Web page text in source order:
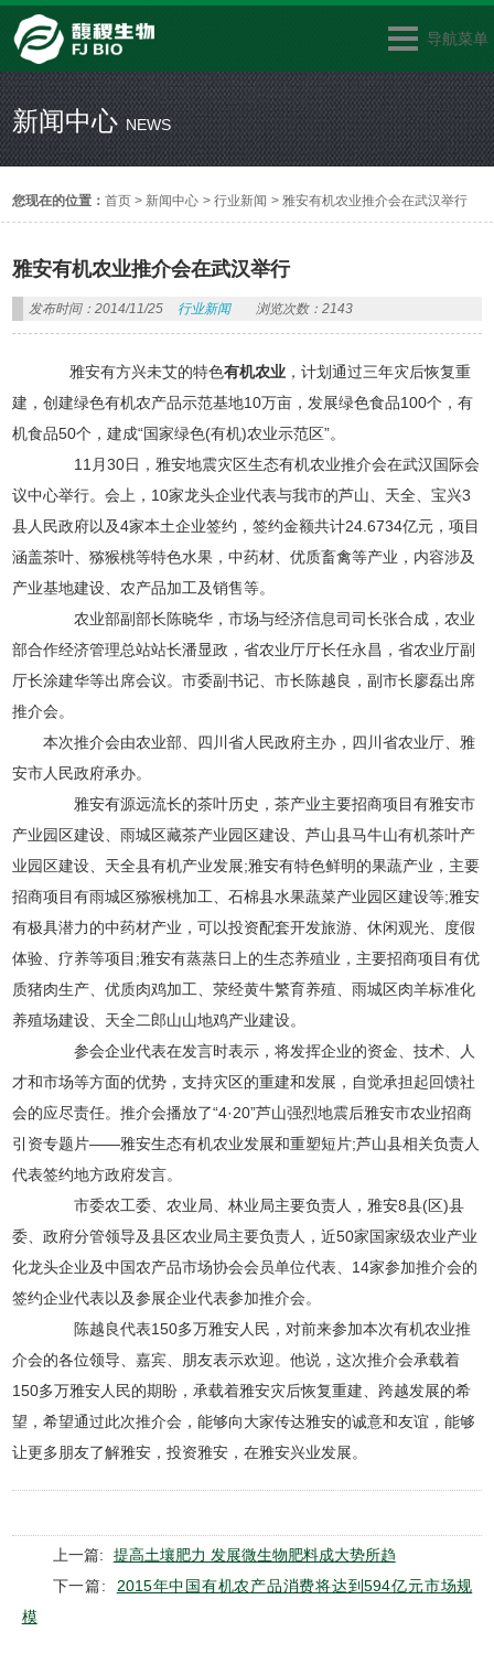
导航菜单
新闻中心NEWS
您现在的位置：首页 > 新闻中心 >行业新闻 >雅安有机农业推介会在武汉举行
雅安有机农业推介会在武汉举行
发布时间：2014/11/25 行业新闻 浏览次数：2143
雅安有方兴未艾的特色有机农业 ，计划通过三年灾后恢复重
建，创建绿色有机农产品示范基地10万亩，发展绿色食品100个，有
机食品50个，建成“国家绿色(有机)农业示范区”。
11月30日，雅安地震灾区生态有机农业推介会在武汉国际会
议中心举行。会上，10家龙头企业代表与我市的芦山、天全、宝兴3
县人民政府以及4家本土企业签约，签约金额共计24.6734亿元，项目
涵盖茶叶、猕猴桃等特色水果，中药材、优质畜禽等产业，内容涉及
产业基地建设、农产品加工及销售等。
农业部副部长陈晓华，市场与经济信息司司长张合成，农业
部合作经济管理总站站长潘显政，省农业厅厅长任永昌，省农业厅副
厅长涂建华等出席会议。市委副书记、市长陈越良，副市长廖磊出席
推介会。
本次推介会由农业部、四川省人民政府主办，四川省农业厅、雅
安市人民政府承办。
雅安有源远流长的茶叶历史，茶产业主要招商项目有雅安市
产业园区建设、雨城区藏茶产业园区建设、芦山县马牛山有机茶叶产
业园区建设、天全县有机产业发展;雅安有特色鲜明的果蔬产业，主要
招商项目有雨城区猕猴桃加工、石棉县水果蔬菜产业园区建设等;雅安
有极具潜力的中药材产业，可以投资配套开发旅游、休闲观光、度假
体验、疗养等项目;雅安有蒸蒸日上的生态养殖业，主要招商项目有优
质猪肉生产、优质肉鸡加工、荥经黄牛繁育养殖、雨城区肉羊标准化
养殖场建设、天全二郎山山地鸡产业建设。
参会企业代表在发言时表示，将发挥企业的资金、技术、人
才和市场等方面的优势，支持灾区的重建和发展，自觉承担起回馈社
会的应尽责任。推介会播放了“4·20”芦山强烈地震后雅安市农业招商
引资专题片——雅安生态有机农业发展和重塑短片;芦山县相关负责人
代表签约地方政府发言。
市委农工委、农业局、林业局主要负责人，雅安8县(区)县
委、政府分管领导及县区农业局主要负责人，近50家国家级农业产业
化龙头企业及中国农产品市场协会会员单位代表、14家参加推介会的
签约企业代表以及参展企业代表参加推介会。
陈越良代表150多万雅安人民，对前来参加本次有机农业推
介会的各位领导、嘉宾、朋友表示欢迎。他说，这次推介会承载着
150多万雅安人民的期盼，承载着雅安灾后恢复重建、跨越发展的希
望，希望通过此次推介会，能够向大家传达雅安的诚意和友谊，能够
让更多朋友了解雅安，投资雅安，在雅安兴业发展。
上一篇:
提高土壤肥力 发展微生物肥料成大势所趋
下一篇:
2015年中国有机农产品消费将达到594亿元市场规
模